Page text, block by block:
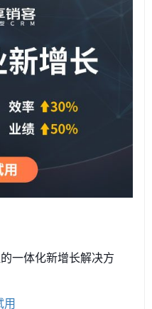
一体化新增长解决方
用